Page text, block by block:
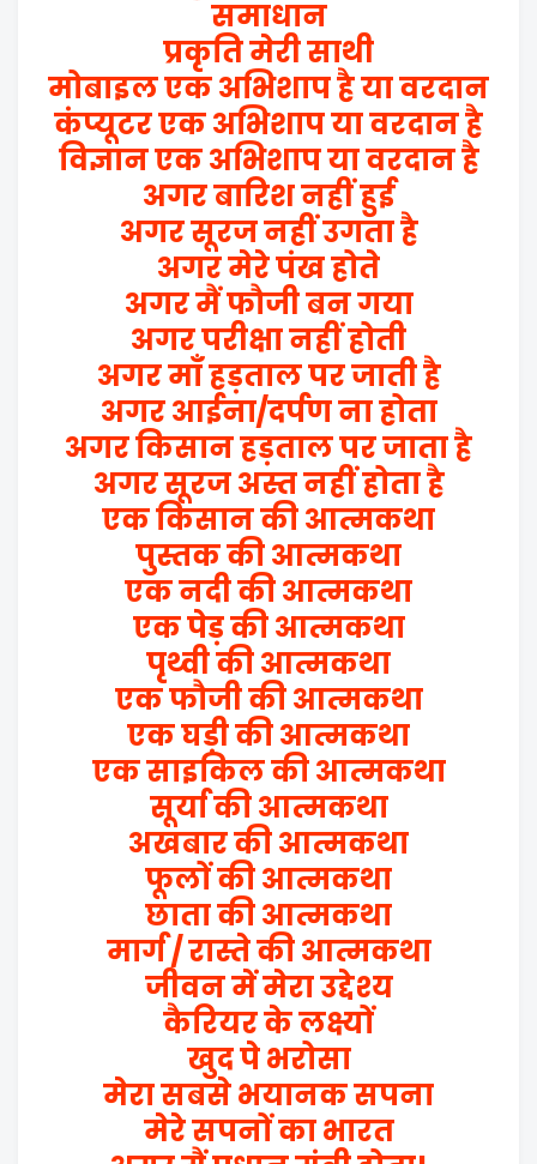
समाधान
प्रकृति मेरी साथी
मोबाइल एक अभिशाप है या वरदान
कंप्यूटर एक अभिशाप या वरदान है
विज्ञान एक अभिशाप या वरदान है
अगर बारिश नहीं हुई
अगर सूरज नहीं उगता है
अगर मेरे पंख होते
अगर मैं फौजी बन गया
अगर परीक्षा नहीं होती
अगर माँ हड़ताल पर जाती है
अगर आईना/दर्पण ना होता
अगर किसान हड़ताल पर जाता है
अगर सूरज अस्त नहीं होता है
एक किसान की आत्मकथा
पुस्तक की आत्मकथा
एक नदी की आत्मकथा
एक पेड़ की आत्मकथा
पृथ्वी की आत्मकथा
एक फौजी की आत्मकथा
एक घड़ी की आत्मकथा
एक साइकिल की आत्मकथा
सूर्या की आत्मकथा
अखबार की आत्मकथा
फूलों की आत्मकथा
छाता की आत्मकथा
मार्ग / रास्ते की आत्मकथा
जीवन में मेरा उद्देश्य
कैरियर के लक्ष्यों
खुद पे भरोसा
मेरा सबसे भयानक सपना
मेरे सपनों का भारत